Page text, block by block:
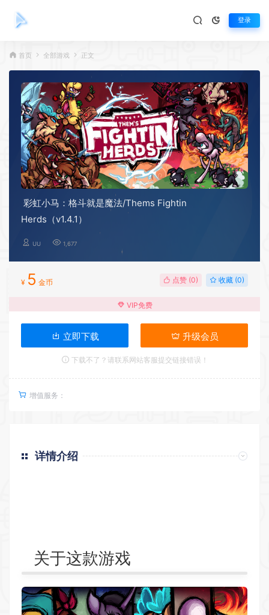
登录
首页 全部游戏 正文
彩虹小马：格斗就是魔法/Thems Fightin
Herds（v1.4.1）
UU 1,677
¥ 5 金币 点赞 (0) 收藏 (0)
VIP免费
立即下载 升级会员
下载不了？请联系网站客服提交链接错误！
增值服务：
详情介绍
关于这款游戏